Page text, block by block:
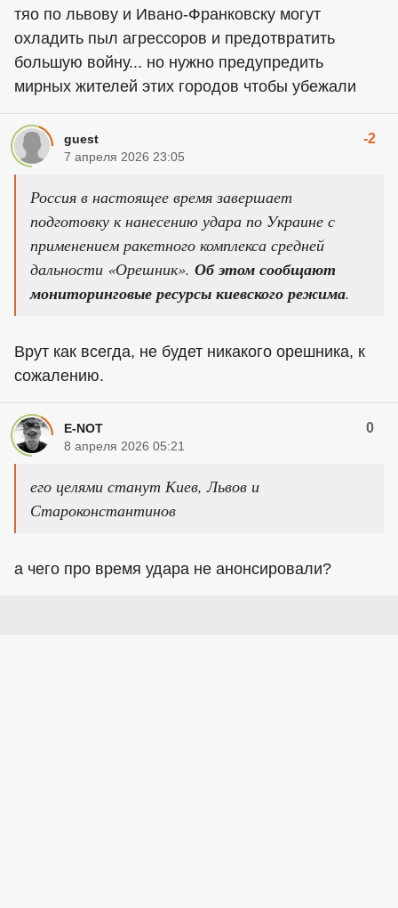
тяо по львову и Ивано-Франковску могут
охладить пыл агрессоров и предотвратить
большую войну... но нужно предупредить
мирных жителей этих городов чтобы убежали
guest -2
7 апреля 2026 23:05
Россия в настоящее время завершает
подготовку к нанесению удара по Украине с
применением ракетного комплекса средней
дальности «Орешник». Об этом сообщают
мониторинговые ресурсы киевского режима.
Врут как всегда, не будет никакого орешника, к
сожалению.
E-NOT 0
8 апреля 2026 05:21
его целями станут Киев, Львов и
Староконстантинов
а чего про время удара не анонсировали?